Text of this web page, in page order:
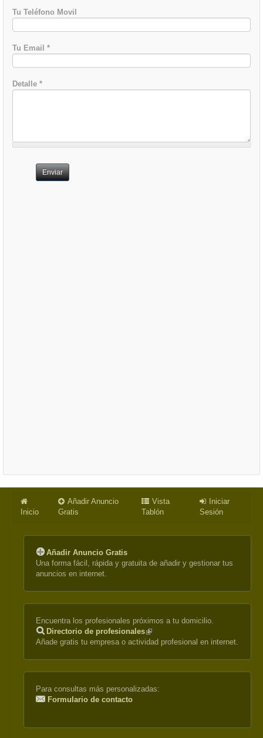
Tu Teléfono Movil
Tu Email *
Detalle *
Enviar
Inicio
Añadir Anuncio
Gratis
Vista
Tablón
Iniciar
Sesión
Añadir Anuncio Gratis
Una forma fácil, rápida y gratuita de añadir y gestionar tus
anuncios en internet.
Encuentra los profesionales próximos a tu domicilio.
Directorio de profesionales(link
is
Añade gratis tu empresa o actividad profesional en internet.
Para consultas más personalizadas:
Formulario de contacto